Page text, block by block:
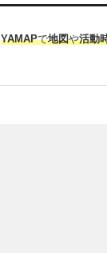
YAMAPで地図や活動